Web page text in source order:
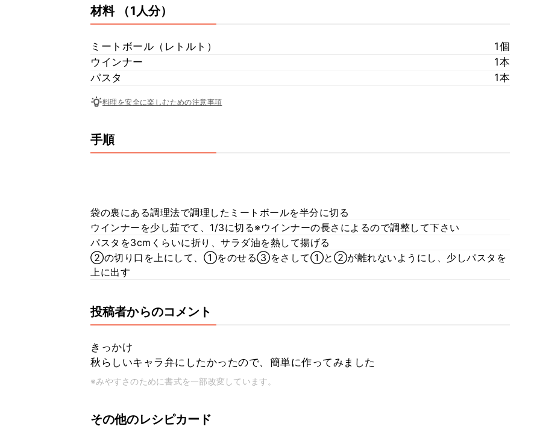
材料 （1人分）
ミートボール（レトルト）
1個
ウインナー
1本
パスタ
1本
料理を安全に楽しむための注意事項
手順
袋の裏にある調理法で調理したミートボールを半分に切る
ウインナーを少し茹でて、1/3に切る※ウインナーの長さによるので調整して下さい
パスタを3cmくらいに折り、サラダ油を熱して揚げる
②の切り口を上にして、①をのせる③をさして①と②が離れないようにし、少しパスタを
上に出す
投稿者からのコメント
きっかけ
秋らしいキャラ弁にしたかったので、簡単に作ってみました
※みやすさのために書式を一部改変しています。
その他のレシピカード